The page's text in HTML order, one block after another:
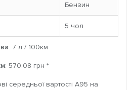
Бензин
5 чoл
: 7 л / 100км
: 570.08 грн *
середньої вартості A95 на